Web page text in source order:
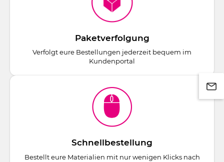
Paketverfolgung
Verfolgt eure Bestellungen jederzeit bequem im
Kundenportal
Schnellbestellung
Bestellt eure Materialien mit nur wenigen Klicks nach